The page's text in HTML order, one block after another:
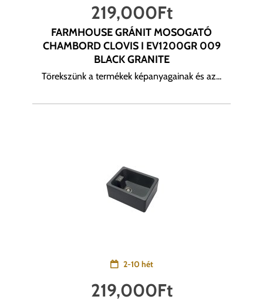
219,000Ft
FARMHOUSE GRÁNIT MOSOGATÓ
CHAMBORD CLOVIS I EV1200GR 009
BLACK GRANITE
Törekszünk a termékek képanyagainak és az...
2-10 hét
219,000Ft